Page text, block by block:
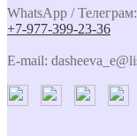
WhatsApp / Телеграм:
+7-977-399-23-36
E-mail: